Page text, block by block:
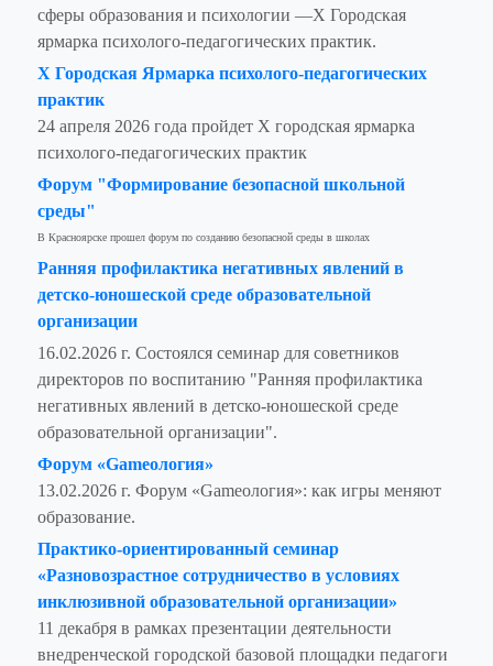
сферы образования и психологии —X Городская
ярмарка психолого-педагогических практик.
Х Городская Ярмарка психолого-педагогических
практик
24 апреля 2026 года пройдет Х городская ярмарка
психолого-педагогических практик
Форум "Формирование безопасной школьной
среды"
В Красноярске прошел форум по созданию безопасной среды в школах
Ранняя профилактика негативных явлений в
детско-юношеской среде образовательной
организации
16.02.2026 г. Состоялся семинар для советников
директоров по воспитанию "Ранняя профилактика
негативных явлений в детско-юношеской среде
образовательной организации".
Форум «Gameoлогия»
13.02.2026 г. Форум «Gameoлогия»: как игры меняют
образование.
Практико-ориентированный семинар
«Разновозрастное сотрудничество в условиях
инклюзивной образовательной организации»
11 декабря в рамках презентации деятельности
внедренческой городской базовой площадки педагоги